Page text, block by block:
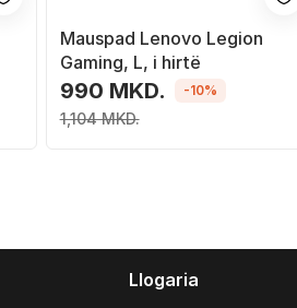
Mauspad Lenovo Legion
Gaming, L, i hirtë
990 MKD.
1,104 MKD.
-10%
Llogaria